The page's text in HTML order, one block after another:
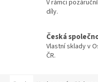
V rámci
díly.
Česká
Vlastní sklady v
ČR.